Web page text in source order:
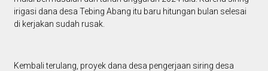
irigasi dana desa Tebing Abang itu baru hitungan bulan selesai
di kerjakan sudah rusak.
Kembali terulang, proyek dana desa pengerjaan siring desa